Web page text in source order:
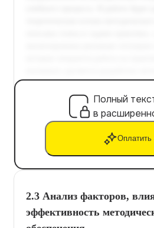
Полный
в
Оплатить
2.3 Анализ факторов,
эффективность